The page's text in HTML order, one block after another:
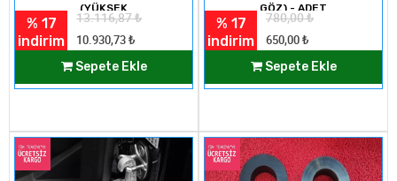
(YÜKSEK
KAPASİTELİ)
% 17
indirim
13.116,87₺
10.930,73 ₺
Sepete Ekle
GÖZ) - ADET
% 17
indirim
780,00₺
650,00 ₺
Sepete Ekle